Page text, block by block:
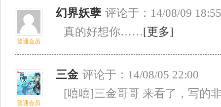
普通会员
幻界妖孽 评论于：14/08/09 18:55
真的好想你……[更多]
普通会员
三金 评论于：14/08/05 22:00
[嘻嘻]三金哥哥 来看了，写的